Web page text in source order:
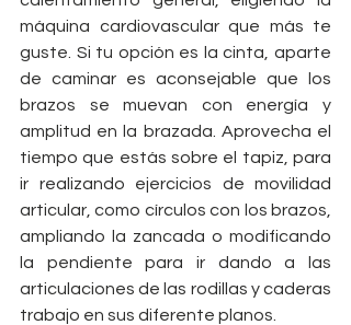
máquina cardiovascular que más te
guste. Si tu opción es la cinta, aparte
de caminar es aconsejable que los
brazos se muevan con energía y
amplitud en la brazada. Aprovecha el
tiempo que estás sobre el tapiz, para
ir realizando ejercicios de movilidad
articular, como círculos con los brazos,
ampliando la zancada o modificando
la pendiente para ir dando a las
articulaciones de las rodillas y caderas
trabajo en sus diferente planos.